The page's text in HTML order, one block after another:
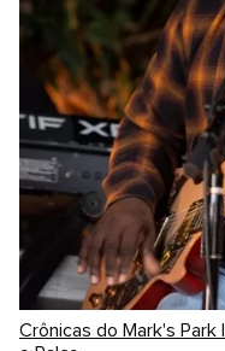
Crônicas do Mark's Park